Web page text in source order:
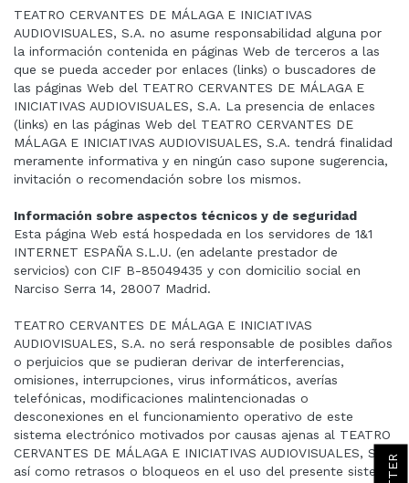
TEATRO CERVANTES DE MÁLAGA E INICIATIVAS
AUDIOVISUALES, S.A. no asume responsabilidad alguna por
la información contenida en páginas Web de terceros a las
que se pueda acceder por enlaces (links) o buscadores de
las páginas Web del TEATRO CERVANTES DE MÁLAGA E
INICIATIVAS AUDIOVISUALES, S.A. La presencia de enlaces
(links) en las páginas Web del TEATRO CERVANTES DE
MÁLAGA E INICIATIVAS AUDIOVISUALES, S.A. tendrá finalidad
meramente informativa y en ningún caso supone sugerencia,
invitación o recomendación sobre los mismos.
Información sobre aspectos técnicos y de seguridad
Esta página Web está hospedada en los servidores de 1&1
INTERNET ESPAÑA S.L.U. (en adelante prestador de
servicios) con CIF B-85049435 y con domicilio social en
Narciso Serra 14, 28007 Madrid.
TEATRO CERVANTES DE MÁLAGA E INICIATIVAS
AUDIOVISUALES, S.A. no será responsable de posibles daños
o perjuicios que se pudieran derivar de interferencias,
omisiones, interrupciones, virus informáticos, averías
telefónicas, modificaciones malintencionadas o
desconexiones en el funcionamiento operativo de este
sistema electrónico motivados por causas ajenas al TEATRO
CERVANTES DE MÁLAGA E INICIATIVAS AUDIOVISUALES, S.A.,
así como retrasos o bloqueos en el uso del presente sistema